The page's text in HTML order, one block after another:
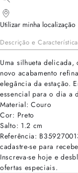
Utilizar minha localização
Descrição e
Uma silhueta delicada,
novo acabamento
elegância da estação.
essencial para o dia a
Material: Couro
Cor: Preto
Salto: 1.2 cm
Referência:
cadastre-se para
Inscreva-se hoje e
ofertas especiais.